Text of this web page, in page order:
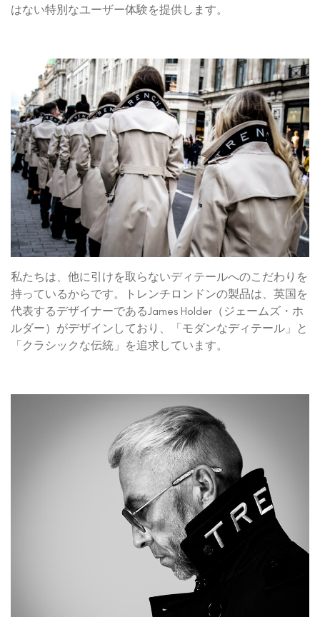
はない特別なユーザー体験を提供します。
私たちは、他に引けを取らないディテールへのこだわりを
持っているからです。トレンチロンドンの製品は、英国を
代表するデザイナーであるJames Holder（ジェームズ・ホ
ルダー）がデザインしており、「モダンなディテール」と
「クラシックな伝統」を追求しています。